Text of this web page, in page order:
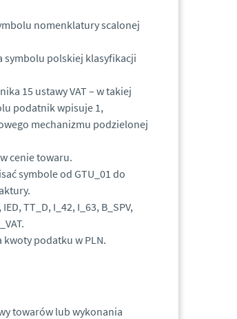
nomenklatury scalonej
symbolu polskiej klasyfikacji
15 ustawy VAT – w takiej
podatnik wpisuje 1,
mechanizmu podzielonej
cenie towaru.
symbole od GTU_01 do
TT_D, I_42, I_63, B_SPV,
podatku w PLN.
towarów lub wykonania